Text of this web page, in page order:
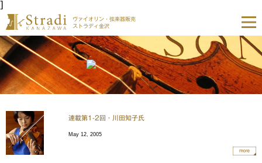
]
ヴァイオリン・弦楽器販売
ストラディ金沢
連載第1-2回・川田知子氏
May 12, 2005